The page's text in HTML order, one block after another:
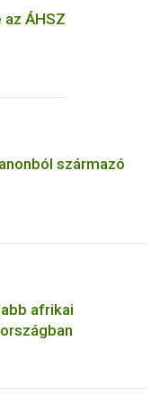
ÁHSZ
származó
afrikai